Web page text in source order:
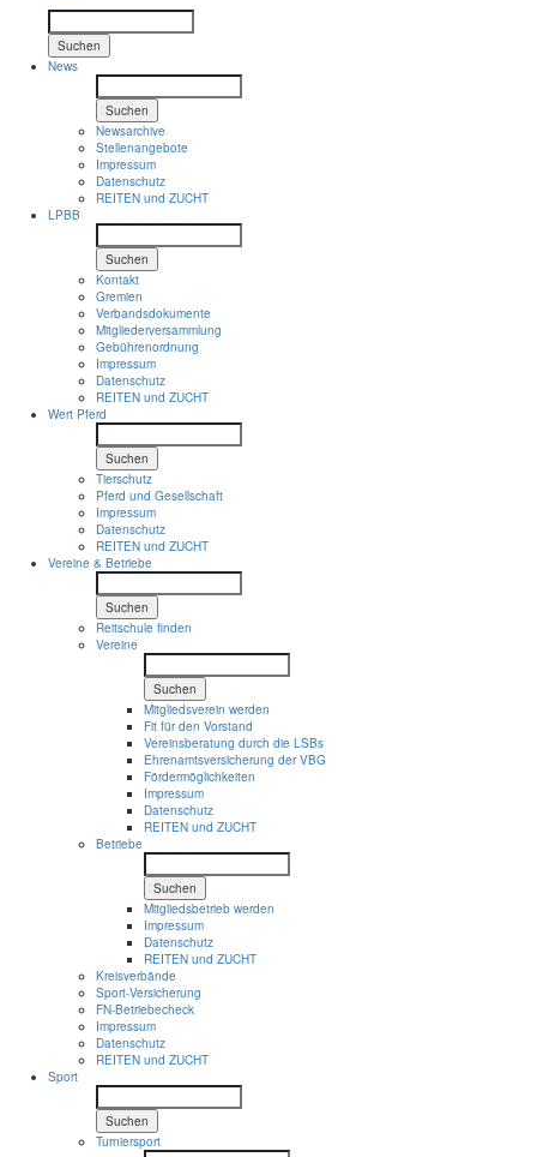
Suchen
News
Suchen
Newsarchive
Stellenangebote
Impressum
Datenschutz
REITEN und ZUCHT
LPBB
Suchen
Kontakt
Gremien
Verbandsdokumente
Mitgliederversammlung
Gebührenordnung
Impressum
Datenschutz
REITEN und ZUCHT
Wert Pferd
Suchen
Tierschutz
Pferd und Gesellschaft
Impressum
Datenschutz
REITEN und ZUCHT
Vereine & Betriebe
Suchen
Reitschule finden
Vereine
Suchen
Mitgliedsverein werden
Fit für den Vorstand
Vereinsberatung durch die LSBs
Ehrenamtsversicherung der VBG
Fördermöglichkeiten
Impressum
Datenschutz
REITEN und ZUCHT
Betriebe
Suchen
Mitgliedsbetrieb werden
Impressum
Datenschutz
REITEN und ZUCHT
Kreisverbände
Sport-Versicherung
FN-Betriebecheck
Impressum
Datenschutz
REITEN und ZUCHT
Sport
Suchen
Turniersport